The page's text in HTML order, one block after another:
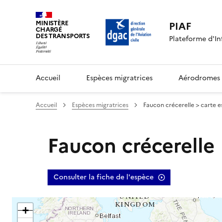
MINISTÈRE
CHARGÉ
DES TRANSPORTS
PIAF
Plateforme
Accueil Espèces migratrices Aérodromes
Accueil Espèces migratrices Faucon crécerelle > carte
Faucon crécerelle
Consulter la fiche de l'espèce
+